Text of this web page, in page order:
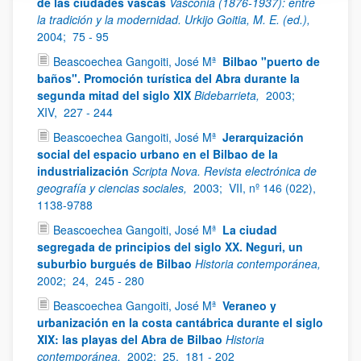
la tradición y la modernidad. Urkijo Goitia, M. E. (ed.),
2004; 75 - 95
Beascoechea Gangoiti, José Mª Bilbao "puerto de
baños". Promoción turística del Abra durante la
segunda mitad del siglo XIX Bidebarrieta, 2003;
XIV, 227 - 244
Beascoechea Gangoiti, José Mª Jerarquización
social del espacio urbano en el Bilbao de la
industrialización Scripta Nova. Revista electrónica de
geografía y ciencias sociales, 2003; VII, nº 146 (022),
1138-9788
Beascoechea Gangoiti, José Mª La ciudad
segregada de principios del siglo XX. Neguri, un
suburbio burgués de Bilbao Historia contemporánea,
2002; 24, 245 - 280
Beascoechea Gangoiti, José Mª Veraneo y
urbanización en la costa cantábrica durante el siglo
XIX: las playas del Abra de Bilbao Historia
contemporánea, 2002; 25, 181 - 202